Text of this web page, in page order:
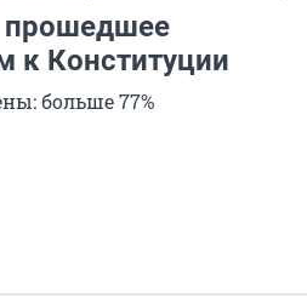
прошедшее
к Конституции
больше 77%